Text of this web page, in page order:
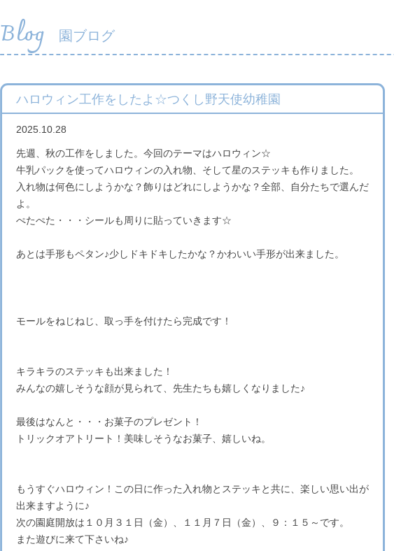
Blog 園ブログ
ハロウィン工作をしたよ☆つくし野天使幼稚園
2025.10.28
先週、秋の工作をしました。今回のテーマはハロウィン☆
牛乳パックを使ってハロウィンの入れ物、そして星のステッキも作りました。
入れ物は何色にしようかな？飾りはどれにしようかな？全部、自分たちで選んだ
よ。
ぺたぺた・・・シールも周りに貼っていきます☆
あとは手形もペタン♪少しドキドキしたかな？かわいい手形が出来ました。
モールをねじねじ、取っ手を付けたら完成です！
キラキラのステッキも出来ました！
みんなの嬉しそうな顔が見られて、先生たちも嬉しくなりました♪
最後はなんと・・・お菓子のプレゼント！
トリックオアトリート！美味しそうなお菓子、嬉しいね。
もうすぐハロウィン！この日に作った入れ物とステッキと共に、楽しい思い出が
出来ますように♪
次の園庭開放は１０月３１日（金）、１１月７日（金）、９：１５～です。
また遊びに来て下さいね♪